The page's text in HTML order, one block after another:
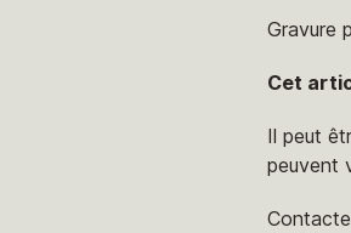
Gravure
Cet
Il peut
peuvent